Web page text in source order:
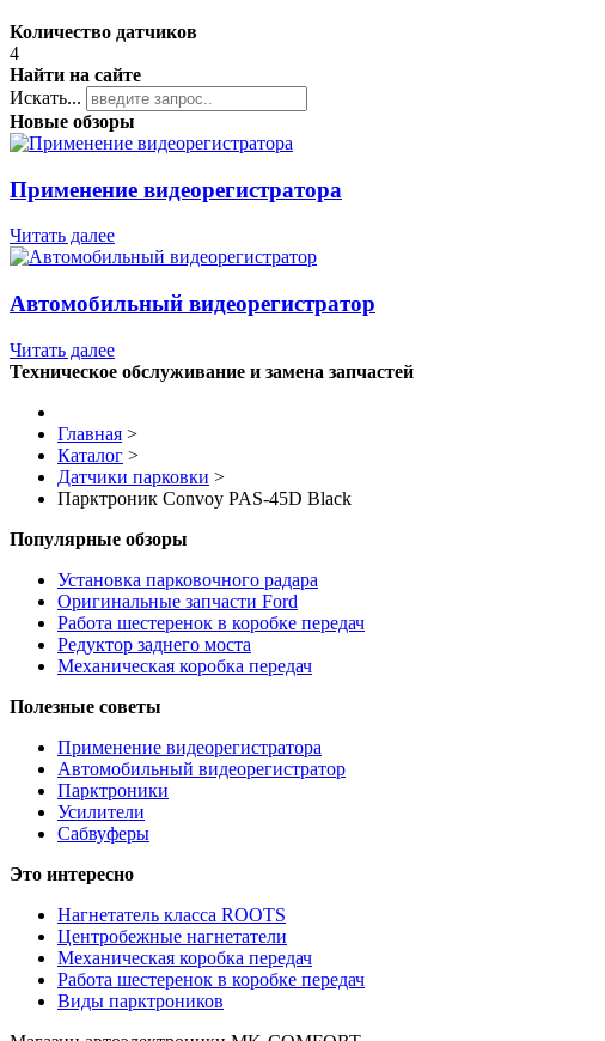
Количество датчиков
4
Найти на сайте
Искать...
Новые обзоры
Применение видеорегистратора
Читать далее
Автомобильный видеорегистратор
Читать далее
Техническое обслуживание и замена запчастей
Главная >
Каталог >
Датчики парковки >
Парктроник Convoy PAS-45D Black
Популярные обзоры
Установка парковочного радара
Оригинальные запчасти Ford
Работа шестеренок в коробке передач
Редуктор заднего моста
Механическая коробка передач
Полезные советы
Применение видеорегистратора
Автомобильный видеорегистратор
Парктроники
Усилители
Cабвуферы
Это интересно
Нагнетатель класса ROOTS
Центробежные нагнетатели
Механическая коробка передач
Работа шестеренок в коробке передач
Виды парктроников